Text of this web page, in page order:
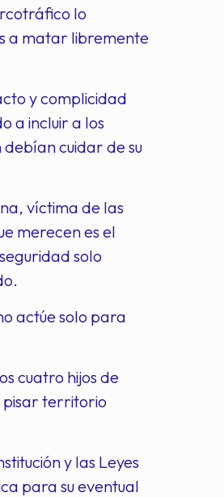
lo
a matar libremente
y complicidad
a incluir a los
cuidar de su
víctima de las
merecen es el
solo
actúe solo para
cuatro hijos de
pisar territorio
y las Leyes
para su eventual